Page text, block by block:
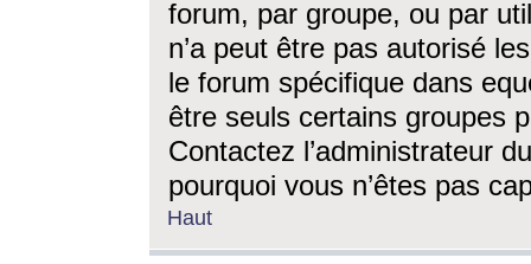
forum, par groupe, ou par
n’a peut être pas autorisé
le forum spécifique dans
être seuls certains groupes
Contactez l’administrateur
pourquoi vous n’êtes pas
Haut